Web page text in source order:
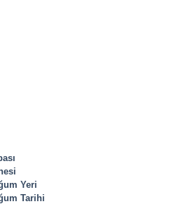
Yeri
Tarihi